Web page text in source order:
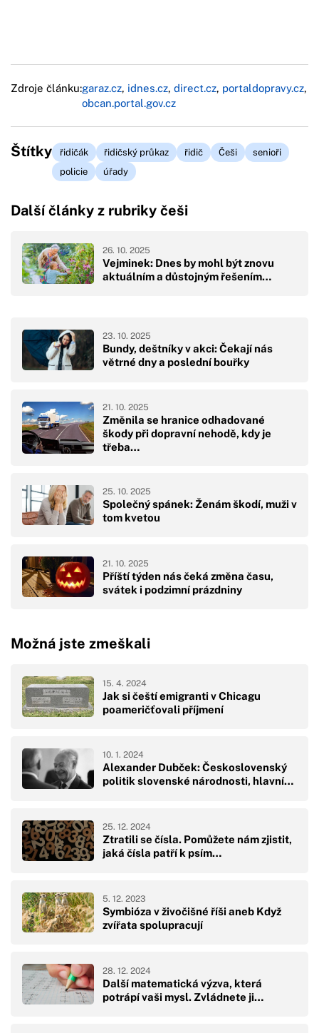
Zdroje článku:garaz.cz, idnes.cz, direct.cz, portaldopravy.cz,
obcan.portal.gov.cz
Štítky řidičák řidičský průkaz řidič Češi
senioři
policie
úřady
Další články z rubriky češi
Vejminek: Dnes by mohl být znovu
aktuálním a důstojným řešením…
26. 10. 2025
Bundy, deštníky v akci: Čekají nás
větrné dny a poslední bouřky
23. 10. 2025
Změnila se hranice odhadované
škody při dopravní nehodě, kdy je
třeba…
21. 10. 2025
Společný spánek: Ženám škodí, muži v
tom kvetou
25. 10. 2025
Příští týden nás čeká změna času,
svátek i podzimní prázdniny
21. 10. 2025
Možná jste zmeškali
Jak si čeští emigranti v Chicagu
poameričťovali příjmení
15. 4. 2024
Alexander Dubček: Československý
politik slovenské národnosti, hlavní…
10. 1. 2024
Ztratili se čísla. Pomůžete nám zjistit,
jaká čísla patří k psím…
25. 12. 2024
Symbióza v živočišné říši aneb Když
zvířata spolupracují
5. 12. 2023
Další matematická výzva, která
potrápí vaši mysl. Zvládnete ji…
28. 12. 2024